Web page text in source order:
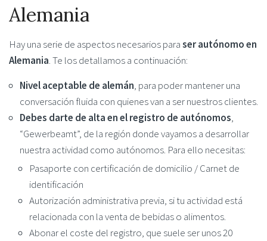
Alemania
Hay una serie de aspectos necesarios paraser autónomo en
Alemania. Te los detallamos a continuación:
Nivel aceptable de alemán, para poder mantener una
conversación fluida con quienes van a ser nuestros clientes.
Debes darte de alta en el registro de autónomos,
“Gewerbeamt”, de la región donde vayamos a desarrollar
nuestra actividad como autónomos. Para ello necesitas:
Pasaporte con certificación de domicilio / Carnet de
identificación
Autorización administrativa previa, si tu actividad está
relacionada con la venta de bebidas o alimentos.
Abonar el coste del registro, que suele ser unos 20